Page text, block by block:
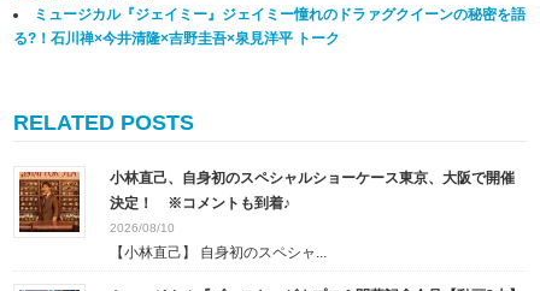
ミュージカル『ジェイミー』ジェイミー憧れのドラァグクイーンの秘密を語
る?！石川禅×今井清隆×吉野圭吾×泉見洋平 トーク
RELATED POSTS
小林直己、自身初のスペシャルショーケース東京、大阪で開催
決定！ ※コメントも到着♪
2026/08/10
【小林直己】 自身初のスペシャ...